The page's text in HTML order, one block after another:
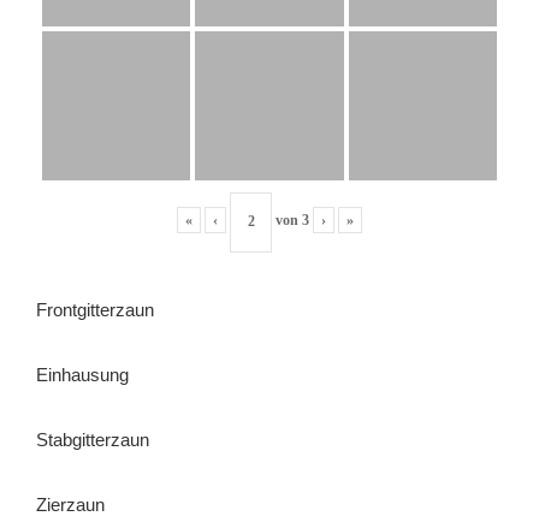
« ‹ von 3 › »
Frontgitterzaun
Einhausung
Stabgitterzaun
Zierzaun